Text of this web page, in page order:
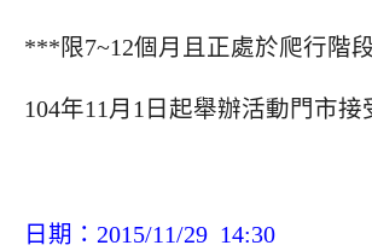
***限7~12個月且正處於爬行階
104年11月1日起舉辦活動門市接
日期：2015/11/29 14:30